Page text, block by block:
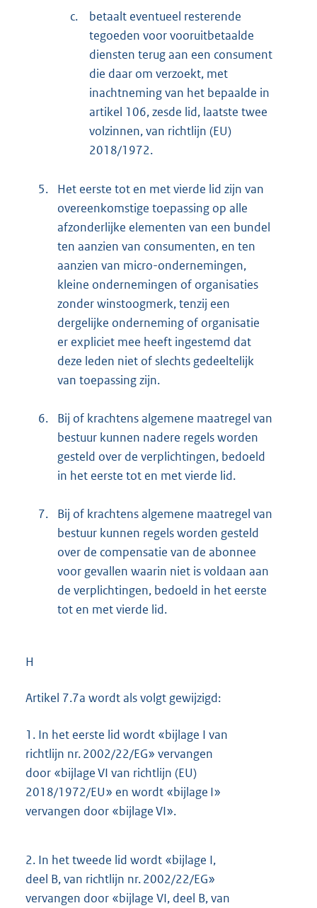
c.
betaalt eventueel resterende
tegoeden voor vooruitbetaalde
diensten terug aan een consument
die daar om verzoekt, met
inachtneming van het bepaalde in
artikel 106, zesde lid, laatste twee
volzinnen, van richtlijn (EU)
2018/1972.
5.
Het eerste tot en met vierde lid zijn van
overeenkomstige toepassing op alle
afzonderlijke elementen van een bundel
ten aanzien van consumenten, en ten
aanzien van micro-ondernemingen,
kleine ondernemingen of organisaties
zonder winstoogmerk, tenzij een
dergelijke onderneming of organisatie
er expliciet mee heeft ingestemd dat
deze leden niet of slechts gedeeltelijk
van toepassing zijn.
6.
Bij of krachtens algemene maatregel van
bestuur kunnen nadere regels worden
gesteld over de verplichtingen, bedoeld
in het eerste tot en met vierde lid.
7.
Bij of krachtens algemene maatregel van
bestuur kunnen regels worden gesteld
over de compensatie van de abonnee
voor gevallen waarin niet is voldaan aan
de verplichtingen, bedoeld in het eerste
tot en met vierde lid.
H
Artikel 7.7a wordt als volgt gewijzigd:
1. In het eerste lid wordt «bijlage I van
richtlijn nr. 2002/22/EG» vervangen
door «bijlage VI van richtlijn (EU)
2018/1972/EU» en wordt «bijlage I»
vervangen door «bijlage VI».
2. In het tweede lid wordt «bijlage I,
deel B, van richtlijn nr. 2002/22/EG»
vervangen door «bijlage VI, deel B, van